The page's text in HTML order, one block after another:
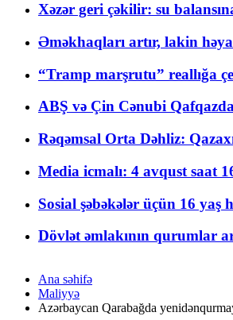
Xəzər geri çəkilir: su
Əməkhaqları artır, lakin
“Tramp marşrutu” reallığa
ABŞ və Çin Cənubi
Rəqəmsal Orta Dəhliz:
Media icmalı: 4 avqust saat
Sosial şəbəkələr üçün 16
Dövlət əmlakının qurumlar
Ana səhifə
Maliyyə
Azərbaycan Qarabağda